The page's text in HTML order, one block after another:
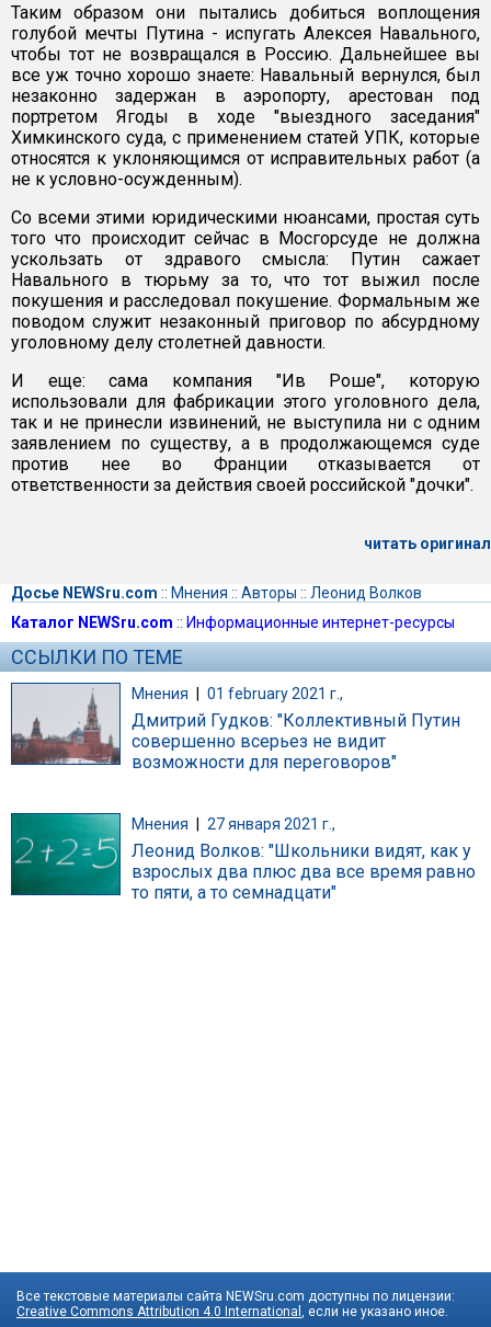
Таким образом они пытались добиться воплощения
голубой мечты Путина - испугать Алексея Навального,
чтобы тот не возвращался в Россию. Дальнейшее вы
все уж точно хорошо знаете: Навальный вернулся, был
незаконно задержан в аэропорту, арестован под
портретом Ягоды в ходе "выездного заседания"
Химкинского суда, с применением статей УПК, которые
относятся к уклоняющимся от исправительных работ (а
не к условно-осужденным).
Со всеми этими юридическими нюансами, простая суть
того что происходит сейчас в Мосгорсуде не должна
ускользать от здравого смысла: Путин сажает
Навального в тюрьму за то, что тот выжил после
покушения и расследовал покушение. Формальным же
поводом служит незаконный приговор по абсурдному
уголовному делу столетней давности.
И еще: сама компания "Ив Роше", которую
использовали для фабрикации этого уголовного дела,
так и не принесли извинений, не выступила ни с одним
заявлением по существу, а в продолжающемся суде
против нее во Франции отказывается от
ответственности за действия своей российской "дочки".
читать оригинал
Досье NEWSru.com :: Мнения :: Авторы :: Леонид Волков
Каталог NEWSru.com :: Информационные интернет-ресурсы
ССЫЛКИ ПО ТЕМЕ
Мнения | 01 february 2021 г.,
Дмитрий Гудков: "Коллективный Путин
совершенно всерьез не видит
возможности для переговоров"
Мнения 27 января 2021 г.,
Леонид Волков: "Школьники видят, как у
взрослых два плюс два все время равно
то пяти, а то семнадцати"
Все текстовые материалы сайта NEWSru.com доступны по лицензии:
Creative Commons Attribution 4.0 International , если не указано иное.